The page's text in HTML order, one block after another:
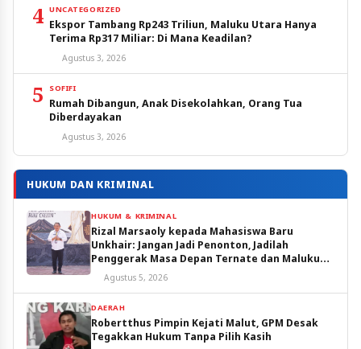
4 UNCATEGORIZED
Ekspor Tambang Rp243 Triliun, Maluku Utara Hanya
Terima Rp317 Miliar: Di Mana Keadilan?
Agustus 3, 2026
5 SOFIFI
Rumah Dibangun, Anak Disekolahkan, Orang Tua
Diberdayakan
Agustus 3, 2026
HUKUM DAN KRIMINAL
HUKUM & KRIMINAL
Rizal Marsaoly kepada Mahasiswa Baru
Unkhair: Jangan Jadi Penonton, Jadilah
Penggerak Masa Depan Ternate dan Maluku
Utara
Agustus 5, 2026
DAERAH
Robertthus Pimpin Kejati Malut, GPM Desak
Tegakkan Hukum Tanpa Pilih Kasih